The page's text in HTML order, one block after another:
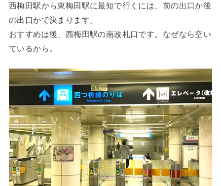
西梅田駅から東梅田駅に最短で行くには、前の出口か後
の出口かで決まります。
おすすめは後、西梅田駅の南改札口です。なぜなら空い
ているから。